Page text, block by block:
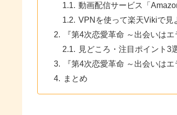
動画配信サービス「
VPNを使って楽天Vikiで見
『第4次恋愛革命 ～出会いは
見どころ・注目ポイント3
『第4次恋愛革命 ～出会いは
まとめ